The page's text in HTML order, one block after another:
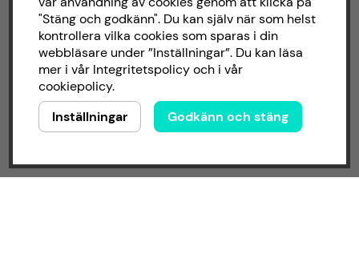
Följ oss
Facebook
Instagram
"Stäng och godkänn". Du kan själv när som helst
kontrollera vilka cookies som sparas i din
webbläsare under ”Inställningar”. Du kan läsa
mer i vår Integritetspolicyoch i vår
cookiepolicy.
Inställningar
Godkänn och stäng